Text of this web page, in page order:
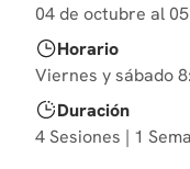
04 de octubre al
Horario
Viernes y sábado
Duración
4 Sesiones | 1